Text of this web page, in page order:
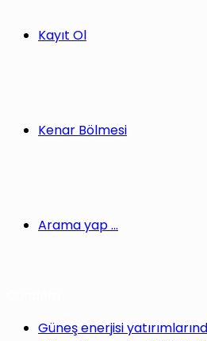
Kayıt Ol
Kenar Bölmesi
Arama yap ...
Güneş enerjisi